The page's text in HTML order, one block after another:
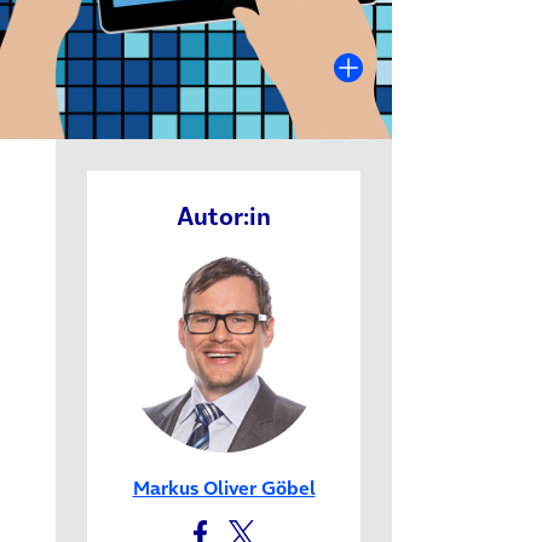
Tab)
Autor:in
Markus Oliver Göbel